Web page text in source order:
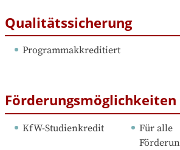
Qualitätssicherung
Programmakkreditiert
Förderungsmöglichkeiten
KfW-Studienkredit
Für alle